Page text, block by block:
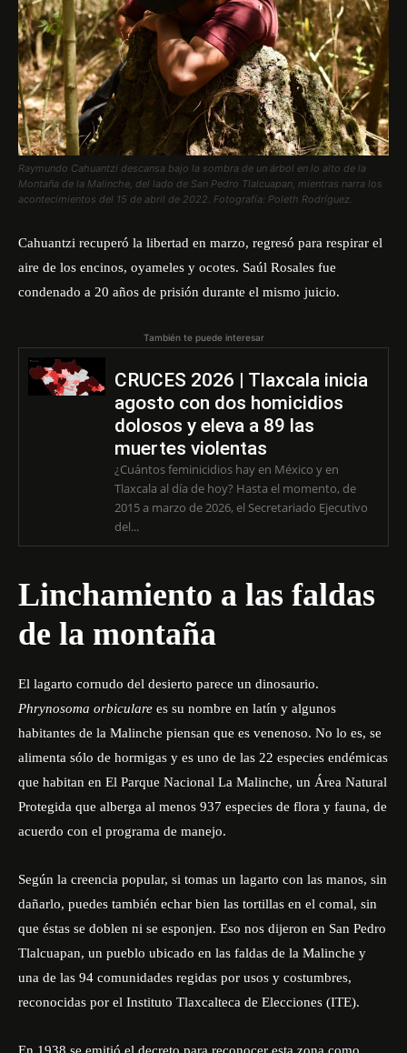
Raymundo Cahuantzi descansa bajo la sombra de un árbol en lo alto de la
Montaña de la Malinche, del lado de San Pedro Tlalcuapan, mientras narra los
acontecimientos del 15 de abril de 2022. Fotografía: Poleth Rodríguez.
Cahuantzi recuperó la libertad en marzo, regresó para respirar el
aire de los encinos, oyameles y ocotes. Saúl Rosales fue
condenado a 20 años de prisión durante el mismo juicio.
También te puede interesar
CRUCES 2026 | Tlaxcala inicia
agosto con dos homicidios
dolosos y eleva a 89 las
muertes violentas
¿Cuántos feminicidios hay en México y en
Tlaxcala al día de hoy? Hasta el momento, de
2015 a marzo de 2026, el Secretariado Ejecutivo
del...
Linchamiento a las faldas
de la montaña
El lagarto cornudo del desierto parece un dinosaurio.
Phrynosoma orbiculare es su nombre en latín y algunos
habitantes de la Malinche piensan que es venenoso. No lo es, se
alimenta sólo de hormigas y es uno de las 22 especies endémicas
que habitan en El Parque Nacional La Malinche, un Área Natural
Protegida que alberga al menos 937 especies de flora y fauna, de
acuerdo con el programa de manejo.
Según la creencia popular, si tomas un lagarto con las manos, sin
dañarlo, puedes también echar bien las tortillas en el comal, sin
que éstas se doblen ni se esponjen. Eso nos dijeron en San Pedro
Tlalcuapan, un pueblo ubicado en las faldas de la Malinche y
una de las 94 comunidades regidas por usos y costumbres,
reconocidas por el Instituto Tlaxcalteca de Elecciones (ITE).